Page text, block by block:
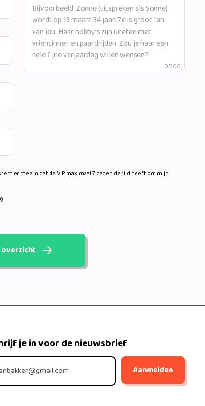
0/300
er mee in dat de VIP maximaal 7 dagen de tijd heeft om mijn
overzicht
je in voor de nieuwsbrief
Aanmelden